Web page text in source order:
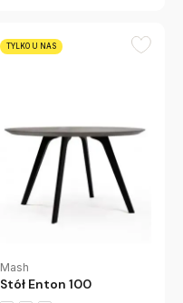
TYLKO U NAS
Mash
Stół Enton 100